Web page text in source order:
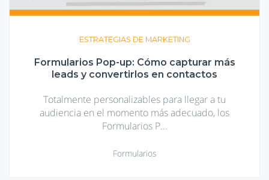
convertirlos
contactos
ESTRATEGIAS DE MARKETING
Formularios Pop-up: Cómo capturar más
leads y convertirlos en contactos
Totalmente personalizables para llegar a tu
audiencia en el momento más adecuado, los
Formularios P...
Formularios